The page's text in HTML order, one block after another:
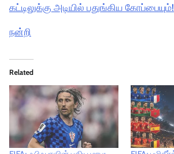
கட்டிலுக்கு அடியில் பதுங்கிய கோப்பையும்!
நன்றி
Related